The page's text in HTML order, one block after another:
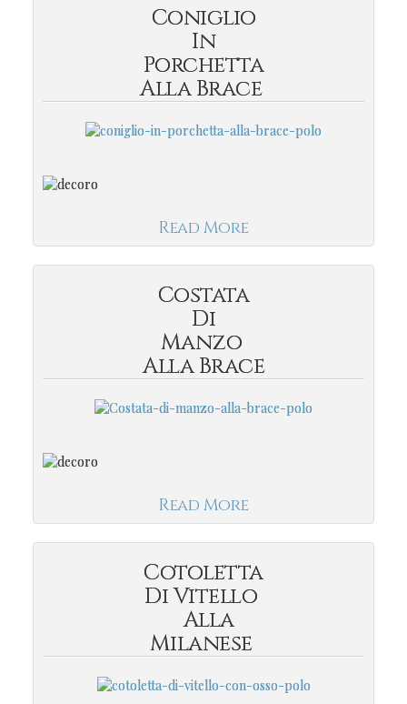
Coniglio
In
Porchetta
Alla Brace
Read More
Costata
Di
Manzo
Alla Brace
Read More
Cotoletta
Di Vitello
Alla
Milanese